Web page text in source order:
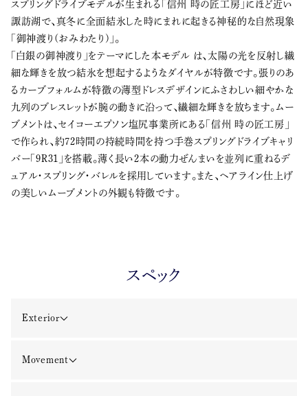
スプリングドライブモデルが生まれる「信州 時の匠工房」にほど近い
諏訪湖で、真冬に全面結氷した時にまれに起きる神秘的な自然現象
「御神渡り(おみわたり)」。
「白銀の御神渡り」をテーマにした本モデル は、太陽の光を反射し繊
細な輝きを放つ結氷を想起するようなダイヤルが特徴です。張りのあ
るカーブフォルムが特徴の薄型ドレスデザインにふさわしい細やかな
九列のブレスレットが腕の動きに沿って、繊細な輝きを放ちます。ムー
ブメントは、セイコーエプソン塩尻事業所にある「信州 時の匠工房」
で作られ、約72時間の持続時間を持つ手巻スプリングドライブキャリ
バー「9R31」を搭載。薄く長い2本の動力ぜんまいを並列に重ねるデ
ュアル・スプリング・バレルを採用しています。また、ヘアライン仕上げ
の美しいムーブメントの外観も特徴です。
スペック
Exterior
Movement